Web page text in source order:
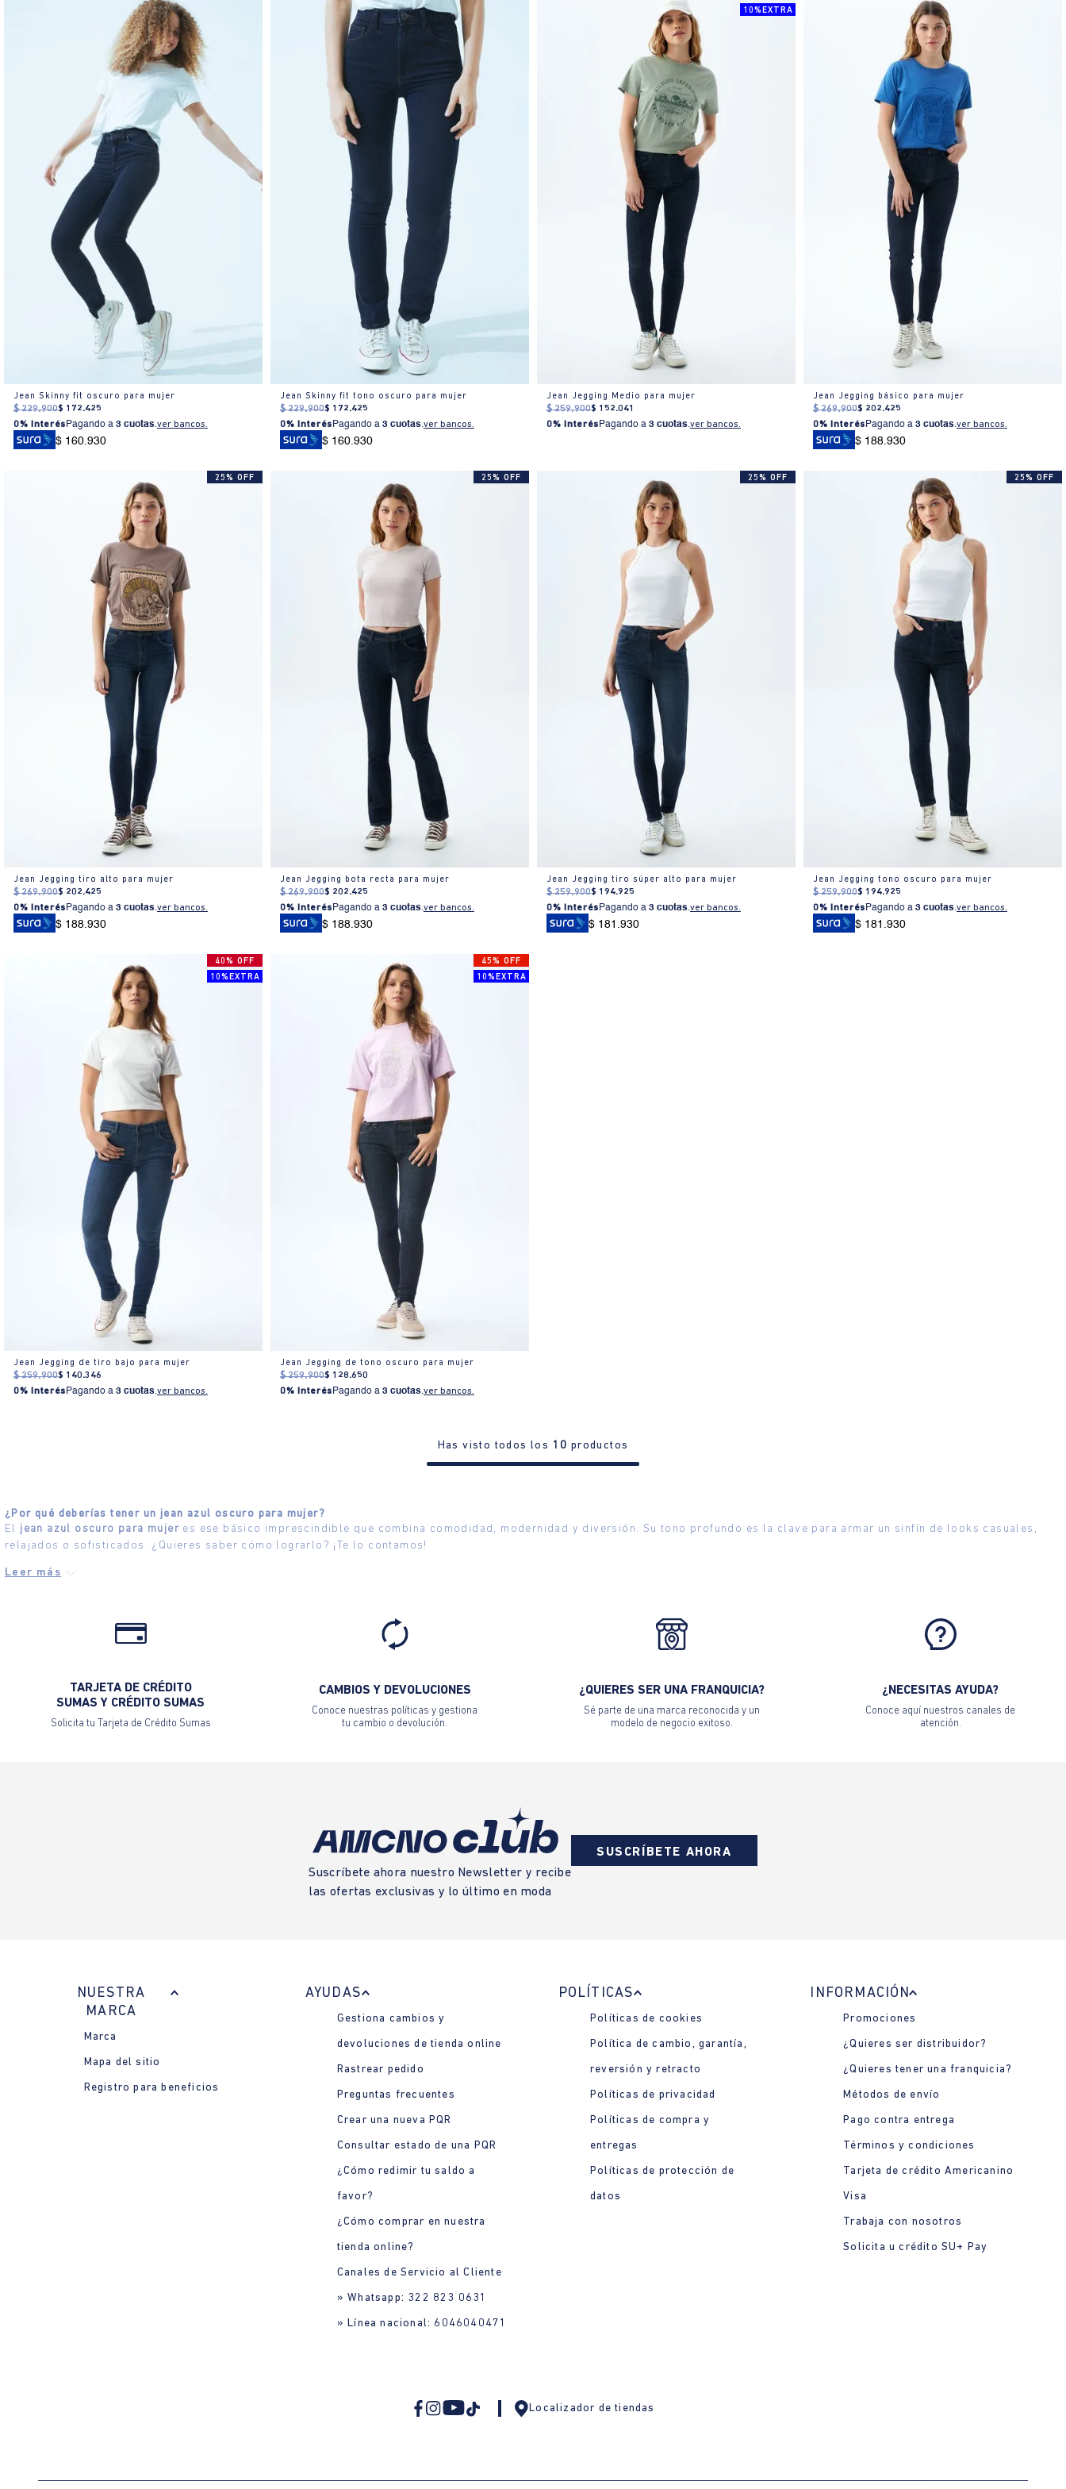
Jean Skinny fit oscuro para mujer
$ 229.900$ 172.425
0% Interés Pagando a 3 cuotas.ver bancos.
$ 160.930
Jean Skinny fit tono oscuro para mujer
$ 229.900$ 172.425
0% Interés Pagando a 3 cuotas.ver bancos.
$ 160.930
10%EXTRA
Jean Jegging Medio para mujer
$ 259.900$ 152.041
0% Interés Pagando a 3 cuotas.ver bancos.
Jean Jegging básico para mujer
$ 269.900$ 202.425
0% Interés Pagando a 3 cuotas.ver bancos.
$ 188.930
25% OFF
Jean Jegging tiro alto para mujer
$ 269.900$ 202.425
0% Interés Pagando a 3 cuotas.ver bancos.
$ 188.930
25% OFF
Jean Jegging bota recta para mujer
$ 269.900$ 202.425
0% Interés Pagando a 3 cuotas.ver bancos.
$ 188.930
25% OFF
Jean Jegging tiro súper alto para mujer
$ 259.900$ 194.925
0% Interés Pagando a 3 cuotas.ver bancos.
$ 181.930
25% OFF
Jean Jegging tono oscuro para mujer
$ 259.900$ 194.925
0% Interés Pagando a 3 cuotas.ver bancos.
$ 181.930
40% OFF
10%EXTRA
Jean Jegging de tiro bajo para mujer
$ 259.900$ 140.346
0% Interés Pagando a 3 cuotas.ver bancos.
45% OFF
10%EXTRA
Jean Jegging de tono oscuro para mujer
$ 259.900$ 128.650
0% Interés Pagando a 3 cuotas.ver bancos.
Has visto todos los 10 productos
¿Por qué deberías tener un jean azul oscuro para mujer?
El jean azul oscuro para mujeres ese básico imprescindible que combina comodidad, modernidad y diversión. Su tono profundo es la clave para armar un sinfín de looks casuales,
relajados o sofisticados. ¿Quieres saber cómo lograrlo? ¡Te lo contamos!
TARJETA DE CRÉDITO
SUMAS Y CRÉDITO SUMAS
Solicita tu Tarjeta de Crédito Sumas
CAMBIOS Y DEVOLUCIONES
Conoce nuestras políticas y gestiona
tu cambio o devolución.
¿QUIERES SER UNA FRANQUICIA?
Sé parte de una marca reconocida y un
modelo de negocio exitoso.
¿NECESITAS AYUDA?
Conoce aquí nuestros canales de
atención.
Suscríbete ahora nuestro Newsletter y recibe
las ofertas exclusivas y lo último en moda
SUSCRÍBETE AHORA
NUESTRA
MARCA
Marca
Mapa del sitio
Registro para beneficios
AYUDAS
Gestiona cambios y
devoluciones de tienda online
Rastrear pedido
Preguntas frecuentes
Crear una nueva PQR
Consultar estado de una PQR
¿Cómo redimir tu saldo a
favor?
¿Cómo comprar en nuestra
tienda online?
Canales de Servicio al Cliente
» Whatsapp: 322 823 0631
» Línea nacional: 6046040471
POLÍTICAS
Políticas de cookies
Política de cambio, garantía,
reversión y retracto
Políticas de privacidad
Políticas de compra y
entregas
Políticas de protección de
datos
INFORMACIÓN
Promociones
¿Quieres ser distribuidor?
¿Quieres tener una franquicia?
Métodos de envío
Pago contra entrega
Términos y condiciones
Tarjeta de crédito Americanino
Visa
Trabaja con nosotros
Solicita u crédito SU+ Pay
Localizador de tiendas